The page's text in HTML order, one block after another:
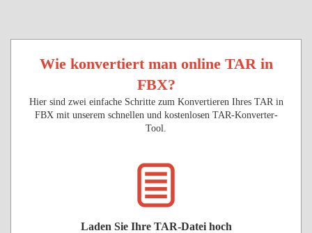
Wie konvertiert man online TAR in
FBX?
Hier sind zwei einfache Schritte zum Konvertieren Ihres TAR in
FBX mit unserem schnellen und kostenlosen TAR-Konverter-
Tool.
Laden Sie Ihre TAR-Datei hoch